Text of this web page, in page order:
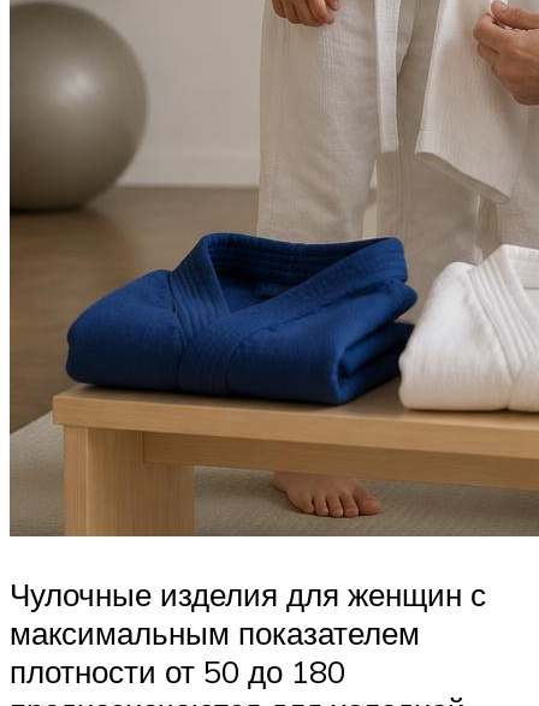
Чулочные изделия для женщин с
максимальным показателем
плотности от 50 до 180